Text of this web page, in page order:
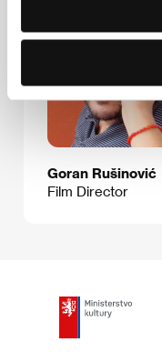
Goran Rušinović
Film Director